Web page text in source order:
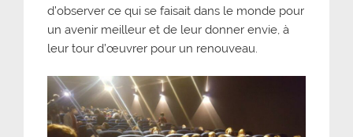
d’observer ce qui se faisait dans le monde pour
un avenir meilleur et de leur donner envie, à
leur tour d’œuvrer pour un renouveau.